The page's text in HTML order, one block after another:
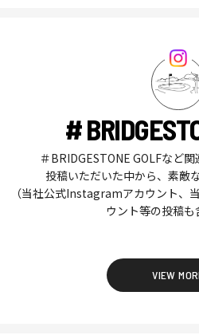
#
＃BRIDGESTONE GOLFなど
投稿いただいた中から、素敵
（当社公式Instagramアカウント、
ウント等の投稿も
VIEW